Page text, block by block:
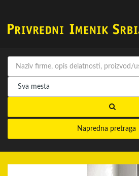
Napredna pretraga